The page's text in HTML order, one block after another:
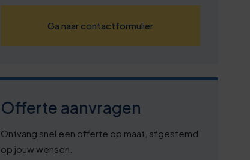
Ga naar contactformulier
Offerte aanvragen
Ontvang snel een offerte op maat, afgestemd
op jouw wensen.